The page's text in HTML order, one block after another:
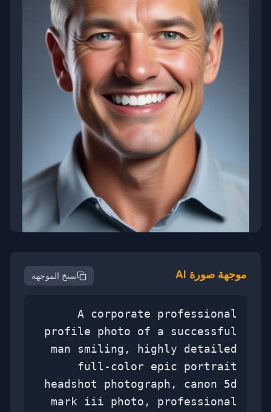
موجهة صورة AI نسخ الموجهة
A corporate professional
profile photo of a successful
man smiling, highly detailed
full-color epic portrait
headshot photograph, canon 5d
mark iii photo, professional